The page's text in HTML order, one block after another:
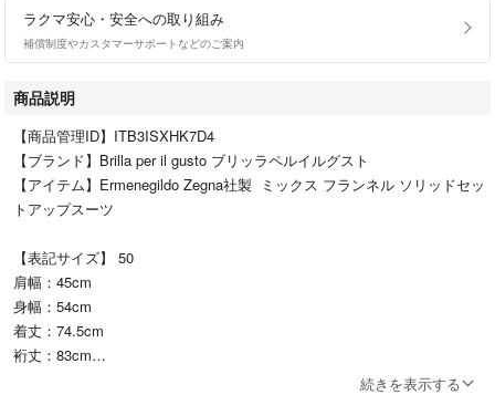
ラクマ安心・安全への取り組み
補償制度やカスタマーサポートなどのご案内
商品説明
【商品管理ID】ITB3ISXHK7D4
【ブランド】Brilla per il gusto ブリッラペルイルグスト
【アイテム】Ermenegildo Zegna社製 ミックス フランネル ソリッドセッ
トアップスーツ
【表記サイズ】 50
肩幅：45cm
身幅：54cm
着丈：74.5cm
裄丈：83cm
続きを表示する